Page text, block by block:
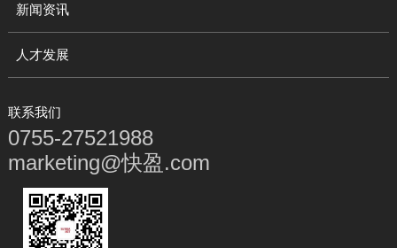
新闻资讯
人才发展
联系我们
0755-27521988
marketing@快盈.com